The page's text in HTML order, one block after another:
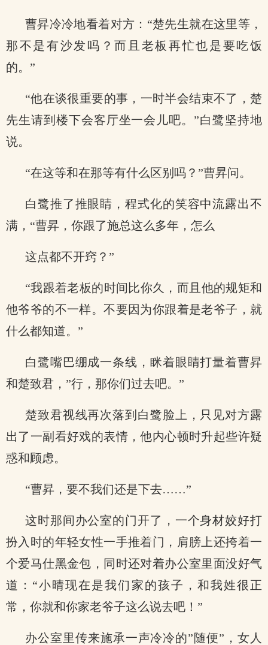
曹昇冷冷地看着对方：“楚先生就在这里等，
那不是有沙发吗？而且老板再忙也是要吃饭
的。”
“他在谈很重要的事，一时半会结束不了，楚
先生请到楼下会客厅坐一会儿吧。”白鹭坚持地
说。
“在这等和在那等有什么区别吗？”曹昇问。
白鹭推了推眼睛，程式化的笑容中流露出不
满，“曹昇，你跟了施总这么多年，怎么
这点都不开窍？”
“我跟着老板的时间比你久，而且他的规矩和
他爷爷的不一样。不要因为你跟着是老爷子，就
什么都知道。”
白鹭嘴巴绷成一条线，眯着眼睛打量着曹昇
和楚致君，”行，那你们过去吧。”
楚致君视线再次落到白鹭脸上，只见对方露
出了一副看好戏的表情，他内心顿时升起些许疑
惑和顾虑。
“曹昇，要不我们还是下去……”
这时那间办公室的门开了，一个身材姣好打
扮入时的年轻女性一手推着门，肩膀上还挎着一
个爱马仕黑金包，同时还对着办公室里面没好气
道：“小晴现在是我们家的孩子，和我姓很正
常，你就和你家老爷子这么说去吧！”
办公室里传来施承一声冷冷的”随便”，女人